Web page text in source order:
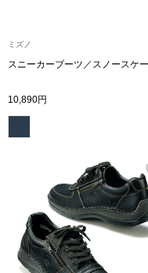
Miss Kyouko／ミスキョウ
ランド
ビー
ミズノ
スニーカーブーツ／スノースケ
10,890円